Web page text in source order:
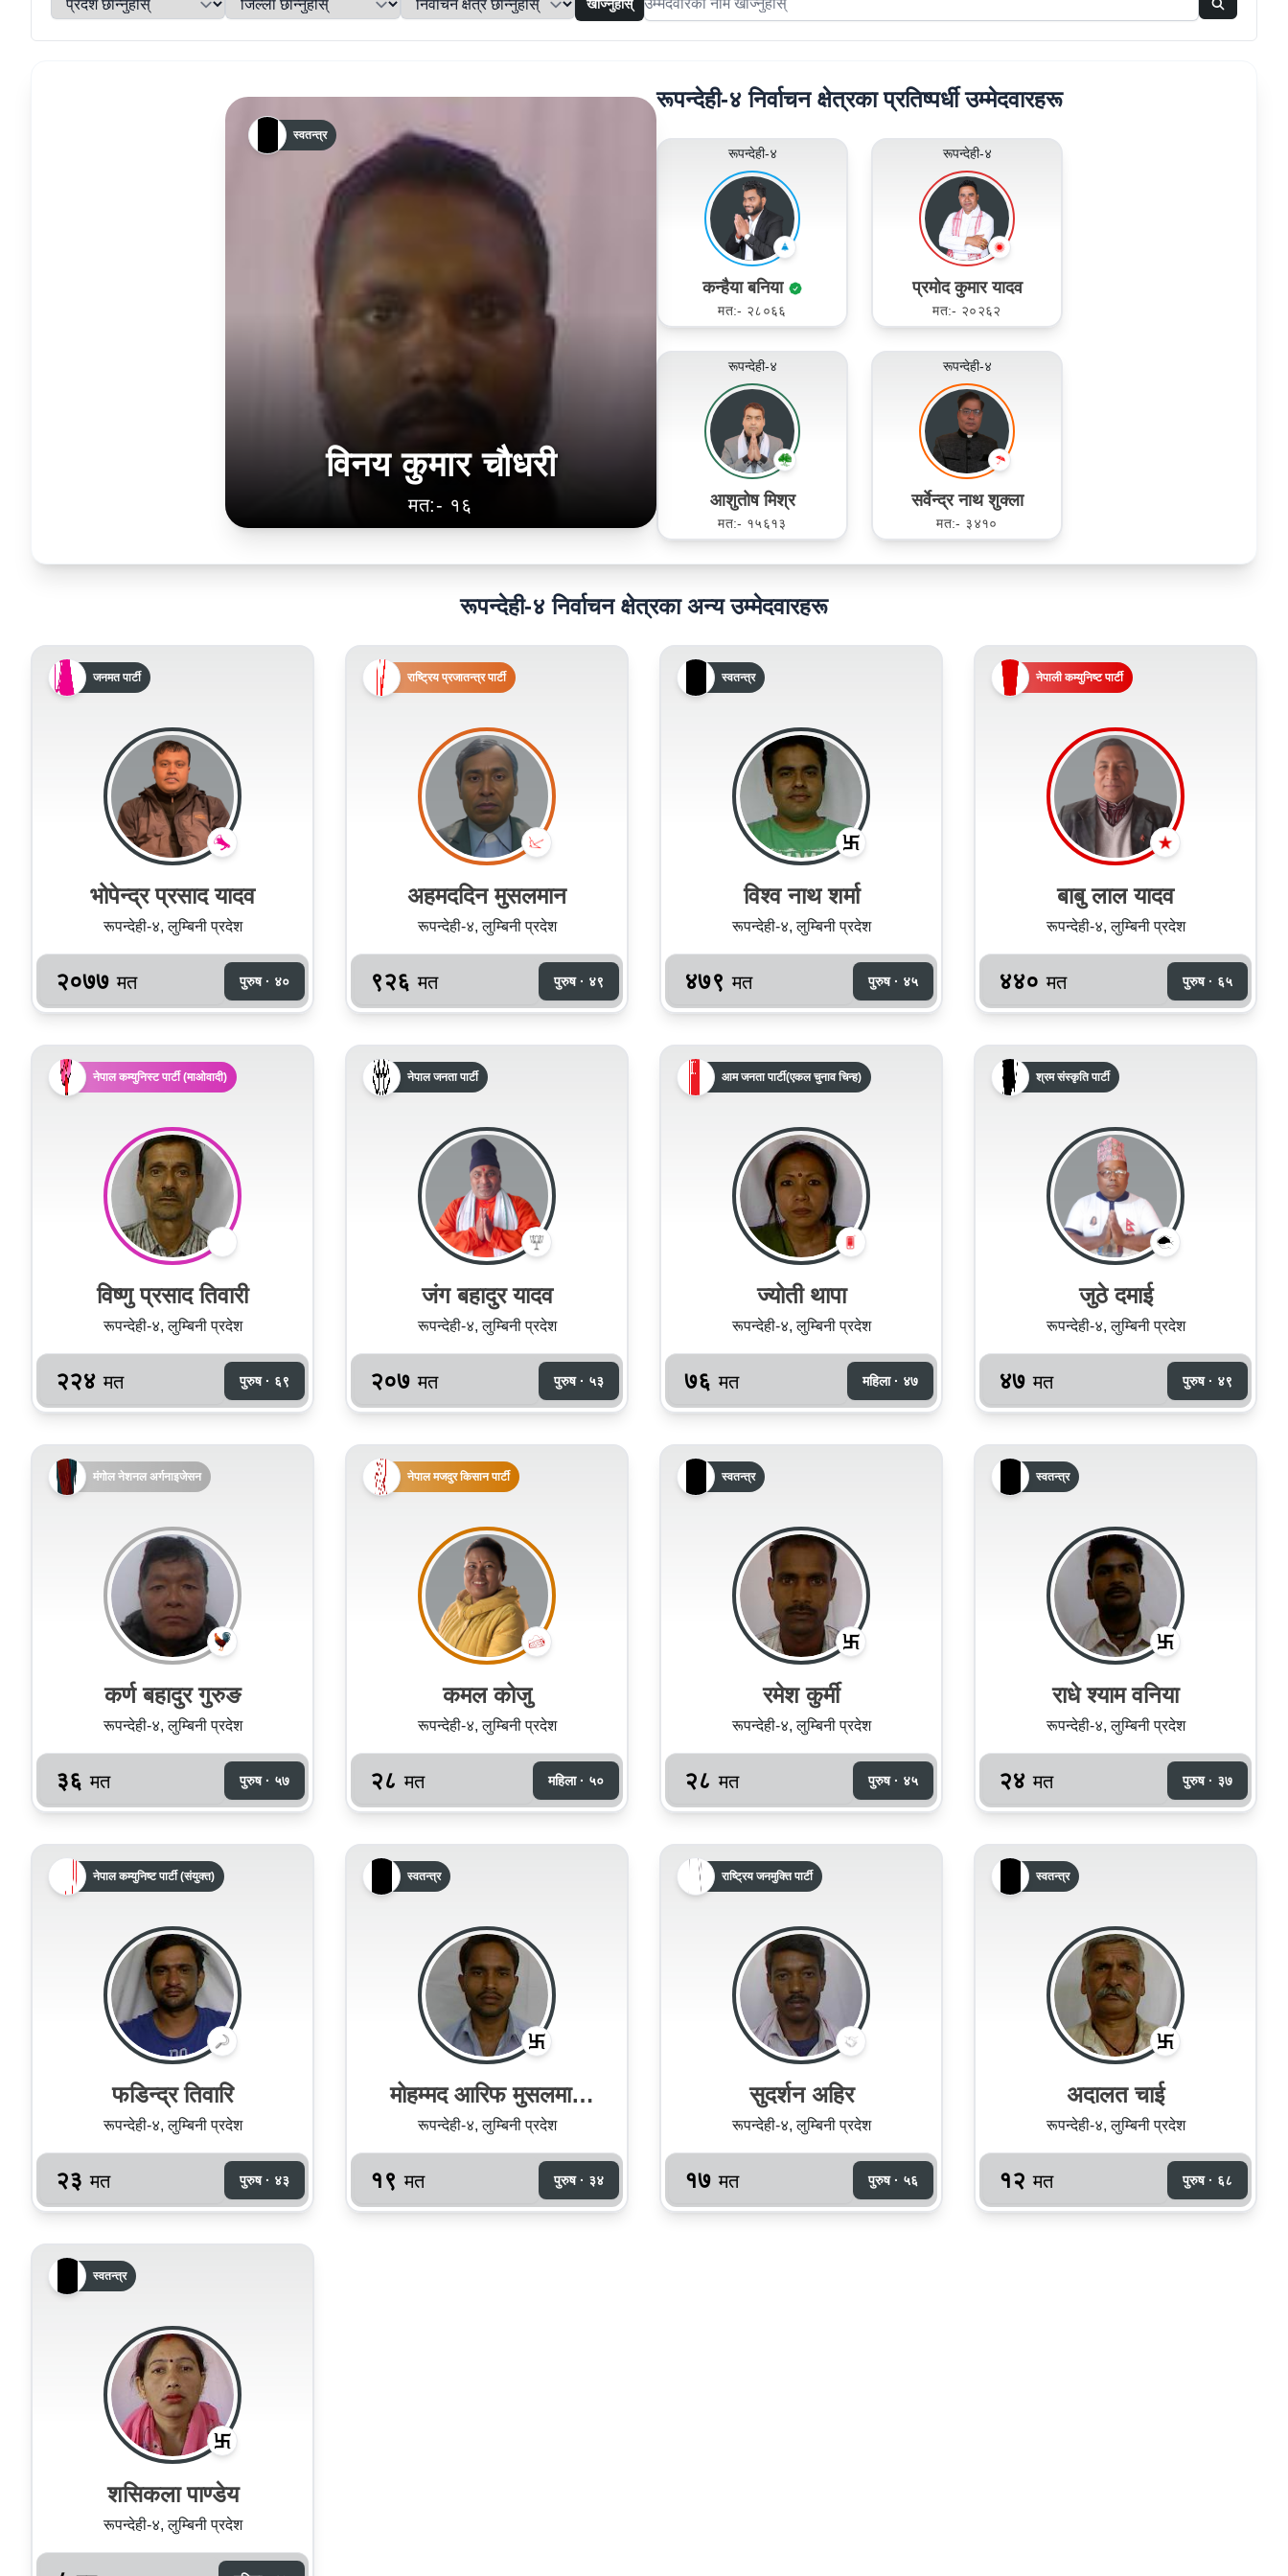
खोज्नुहोस्
Search candidates
विनय कुमार चौधरी
मत:- १६
स्वतन्त्र
रूपन्देही-४ निर्वाचन क्षेत्रका प्रतिष्पर्धी उम्मेदवारहरू
रूपन्देही-४
कन्हैया बनिया
मत:- २८०६६
रूपन्देही-४
प्रमोद कुमार यादव
मत:- २०२६२
रूपन्देही-४
आशुतोष मिश्र
मत:- १५६१३
रूपन्देही-४
सर्वेन्द्र नाथ शुक्ला
मत:- ३४१०
रूपन्देही-४ निर्वाचन क्षेत्रका अन्य उम्मेदवारहरू
जनमत पार्टी
भोपेन्द्र प्रसाद यादव
रूपन्देही-४, लुम्बिनी प्रदेश
२०७७ मत पुरुष · ४०
राष्ट्रिय प्रजातन्त्र पार्टी
अहमददिन मुसलमान
रूपन्देही-४, लुम्बिनी प्रदेश
९२६ मत पुरुष · ४९
स्वतन्त्र
विश्‍व नाथ शर्मा
रूपन्देही-४, लुम्बिनी प्रदेश
४७९ मत पुरुष · ४५
नेपाली कम्युनिष्ट पार्टी
बाबु लाल यादव
रूपन्देही-४, लुम्बिनी प्रदेश
४४० मत पुरुष · ६५
नेपाल कम्युनिस्ट पार्टी (माओवादी)
विष्‍णु प्रसाद तिवारी
रूपन्देही-४, लुम्बिनी प्रदेश
२२४ मत पुरुष · ६९
नेपाल जनता पार्टी
जंग बहादुर यादव
रूपन्देही-४, लुम्बिनी प्रदेश
२०७ मत पुरुष · ५३
आम जनता पार्टी(एकल चुनाव चिन्ह)
ज्योती थापा
रूपन्देही-४, लुम्बिनी प्रदेश
७६ मत महिला · ४७
श्रम संस्कृति पार्टी
जुठे दमाई
रूपन्देही-४, लुम्बिनी प्रदेश
४७ मत पुरुष · ४९
मंगोल नेशनल अर्गनाइजेसन
कर्ण बहादुर गुरुङ
रूपन्देही-४, लुम्बिनी प्रदेश
३६ मत पुरुष · ५७
नेपाल मजदुर किसान पार्टी
कमल कोजु
रूपन्देही-४, लुम्बिनी प्रदेश
२८ मत महिला · ५०
स्वतन्त्र
रमेश कुर्मी
रूपन्देही-४, लुम्बिनी प्रदेश
२८ मत पुरुष · ४५
स्वतन्त्र
राधे श्‍याम वनिया
रूपन्देही-४, लुम्बिनी प्रदेश
२४ मत पुरुष · ३७
नेपाल कम्युनिष्ट पार्टी (संयुक्त)
फडिन्द्र तिवारि
रूपन्देही-४, लुम्बिनी प्रदेश
२३ मत पुरुष · ४३
स्वतन्त्र
मोहम्मद आरिफ मुसलमान
खान
रूपन्देही-४, लुम्बिनी प्रदेश
१९ मत पुरुष · ३४
राष्ट्रिय जनमुक्ति पार्टी
सुदर्शन अहिर
रूपन्देही-४, लुम्बिनी प्रदेश
१७ मत पुरुष · ५६
स्वतन्त्र
अदालत चाई
रूपन्देही-४, लुम्बिनी प्रदेश
१२ मत पुरुष · ६८
स्वतन्त्र
शसिकला पाण्डेय
रूपन्देही-४, लुम्बिनी प्रदेश